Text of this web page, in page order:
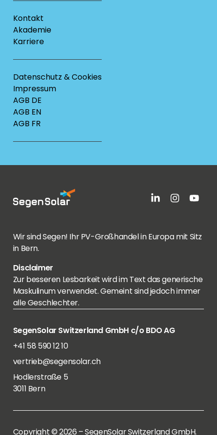
Kontakt
Akademie
Karriere
Datenschutz & Cookies
Impressum
AGB DE
AGB EN
AGB FR
Wir sind Segen! Ihr PV-Großhandel in Europa mit Sitz
in Bern.
Disclaimer
Zur besseren Lesbarkeit wird im Text das generische
Maskulinum verwendet. Gemeint sind jedoch immer
alle Geschlechter.
SegenSolar Switzerland GmbH c/o BDO AG
+41 58 590 12 10
vertrieb@segensolar.ch
Hodlerstraße 5
3011 Bern
Copyright © 2026 – SegenSolar Switzerland GmbH.